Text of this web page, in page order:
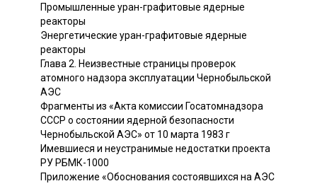
Промышленные уран-графитовые ядерные
реакторы
Энергетические уран-графитовые ядерные
реакторы
Глава 2. Неизвестные страницы проверок
атомного надзора эксплуатации Чернобыльской
АЭС
Фрагменты из «Акта комиссии Госатомнадзора
СССР о состоянии ядерной безопасности
Чернобыльской АЭС» от 10 марта 1983 г
Имевшиеся и неустранимые недостатки проекта
РУ РБМК-1000
Приложение «Обоснования состоявшихся на АЭС